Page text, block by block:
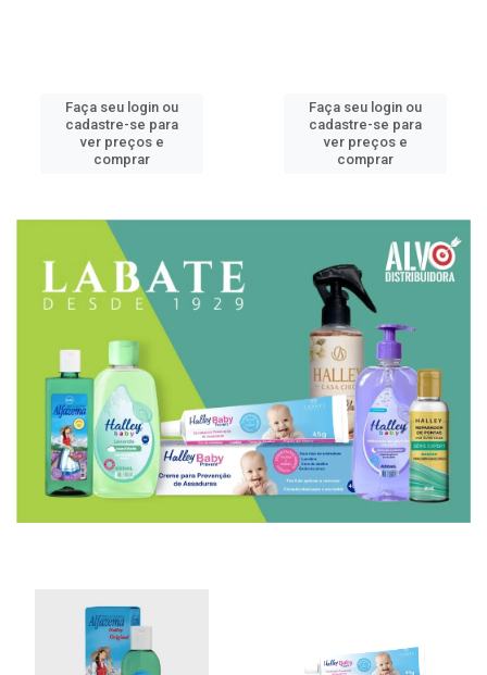
Faça seu login ou
cadastre-se para
ver preços e
comprar
Faça seu login ou
cadastre-se para
ver preços e
comprar